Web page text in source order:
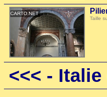
Taille
<<< - Italie